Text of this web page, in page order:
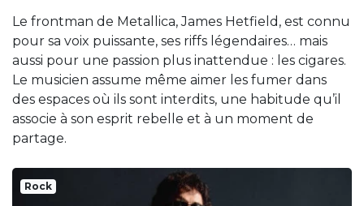
Le frontman de Metallica, James Hetfield, est connu
pour sa voix puissante, ses riffs légendaires… mais
aussi pour une passion plus inattendue : les cigares.
Le musicien assume même aimer les fumer dans
des espaces où ils sont interdits, une habitude qu’il
associe à son esprit rebelle et à un moment de
partage.
Rock